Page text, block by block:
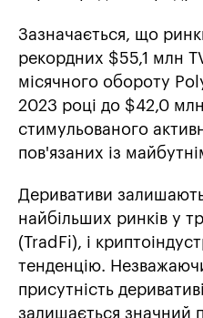
Зазначається, що
рекордних $55,1 млн
місячного обороту
2023 році до $42,0
стимульованого
пов'язаних із
Деривативи
найбільших ринків у
(TradFi), і
тенденцію.
присутність
залишається значний